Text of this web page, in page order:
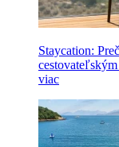
Staycation:
viac